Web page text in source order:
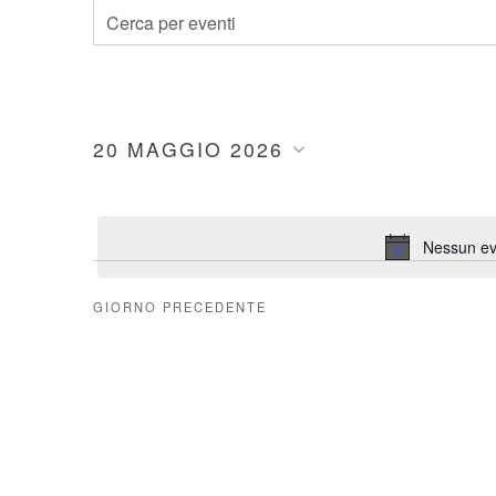
Nessun
Eventi
e
Navigazione
Inserisci
Eventi
20 MAGGIO 2026
GIORNO PRECEDENTE